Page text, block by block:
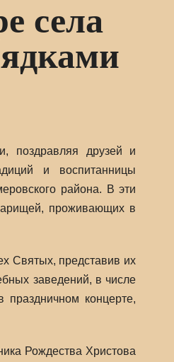
села
поздравляя друзей и
и воспитанницы
района. В эти
проживающих в
Святых, представив их
заведений, в числе
концерте,
Рождества Христова